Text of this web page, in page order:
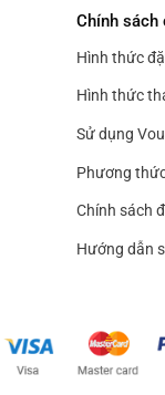
Chính sách
Hình thức
Hình thức
Sử dụng
Phương
Chính sách
Hướng dẫn